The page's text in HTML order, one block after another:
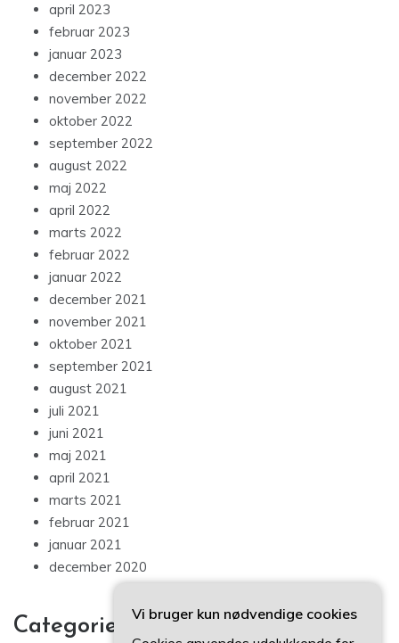
april 2023
februar 2023
januar 2023
december 2022
november 2022
oktober 2022
september 2022
august 2022
maj 2022
april 2022
marts 2022
februar 2022
januar 2022
december 2021
november 2021
oktober 2021
september 2021
august 2021
juli 2021
juni 2021
maj 2021
april 2021
marts 2021
februar 2021
januar 2021
december 2020
Categories
Vi bruger kun nødvendige cookies